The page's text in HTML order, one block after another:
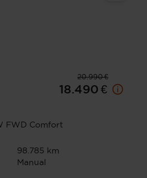
20.990 €
18.490 €
FWD Comfort
98.785 km
Manual